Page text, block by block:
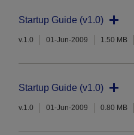
Startup Guide (v1.0)
v.1.0 01-Jun-2009 1.50 MB
Startup Guide (v1.0)
v.1.0 01-Jun-2009 0.80 MB